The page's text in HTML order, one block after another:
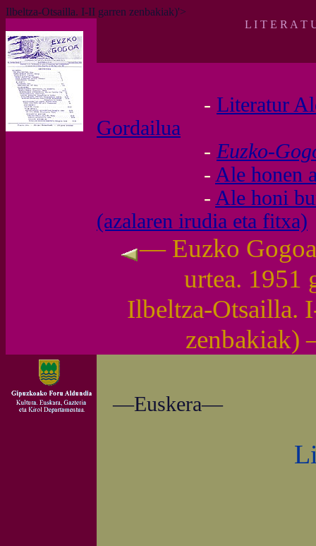
Ilbeltza-Otsailla. I-II garren zenbakiak)'>
L I T E R A T
- Literatur
Gordailua
- Euzko-
- Ale honen
- Ale honi
(azalaren irudia eta fitxa)
— Euzko
urtea. 1951
Ilbeltza-Otsailla.
—Euskera—